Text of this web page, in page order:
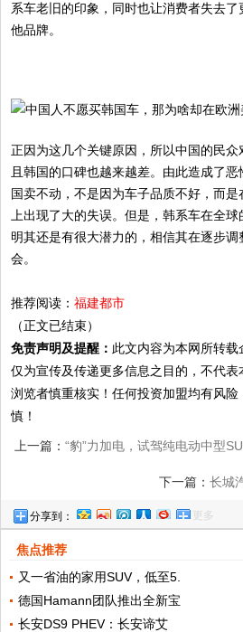
系车老旧的印象，同时也让消费者失去
他品牌。
正因为这几个关键原因，所以中国的民
且韩国的口碑也越来越差。由此造成了
国卖不动，不是因为车子品质不好，而
上出现了大的失误。但是，韩系车在全
明其还是有很大潜力的，相信其在逐步
会。
推荐阅读：福建都市
（正文已结束）
免责声明及提醒： 此文内容为本网所转
仅为宣传及传递更多信息之目的，不代
浏览者慎重核实！任何投资加盟均有风
慎！
上一篇： “豹”力加电，试驾纯电动中型
下一篇： 长城
据，皮
分享到： 更多
焦点推荐
又一省油的家用SUV，低至5.
德国Hamann团队推出全新宝
长安DS9 PHEV：长安谛艾